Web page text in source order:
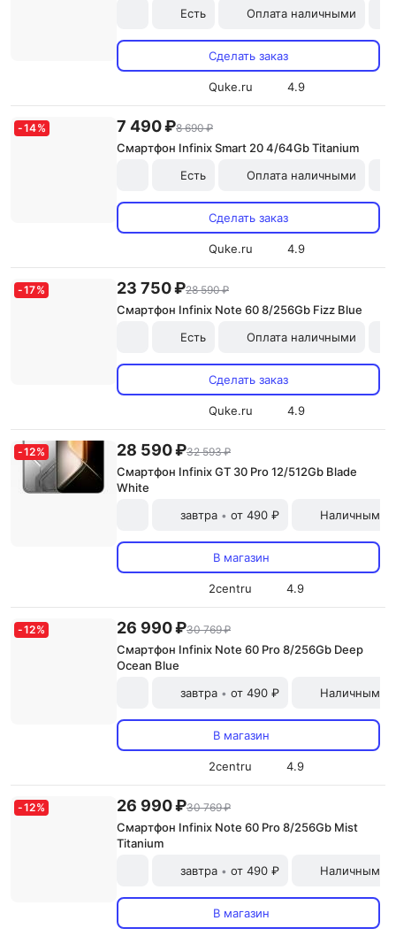
Есть Оплата наличными
Сделать заказ
Quke.ru 4.9
-14% 7 490 ₽8 690 ₽
Смартфон Infinix Smart 20 4/64Gb Titanium
Есть
Оплата наличными
Сделать заказ
Quke.ru 4.9
-17% 23 750 ₽28 590 ₽
Смартфон Infinix Note 60 8/256Gb Fizz Blue
Есть
Оплата наличными
Сделать заказ
Quke.ru 4.9
-12% 28 590 ₽32 593 ₽
Смартфон Infinix GT 30 Pro 12/512Gb Blade
White
завтра • от 490 ₽ Наличными
В магазин
2centru 4.9
-12% 26 990 ₽30 769 ₽
Смартфон Infinix Note 60 Pro 8/256Gb Deep
Ocean Blue
завтра • от 490 ₽ Наличными
В магазин
2centru 4.9
-12% 26 990 ₽30 769 ₽
Смартфон Infinix Note 60 Pro 8/256Gb Mist
Titanium
завтра • от 490 ₽ Наличными
В магазин